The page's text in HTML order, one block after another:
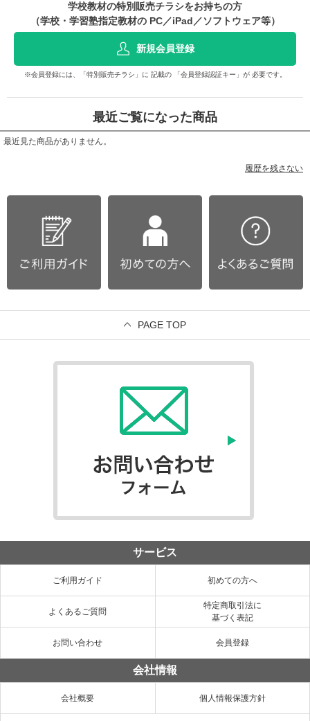
学校教材の特別販売チラシをお持ちの方
（学校・学習塾指定教材の PC／iPad／ソフトウェア等）
新規会員登録
※会員登録には、「特別販売チラシ」に 記載の 「会員登録認証キー」が 必要です。
最近ご覧になった商品
最近見た商品がありません。
履歴を残さない
PAGE TOP
サービス
ご利用ガイド 初めての方へ
よくあるご質問
特定商取引法に
基づく表記
お問い合わせ 会員登録
会社情報
会社概要 個人情報保護方針